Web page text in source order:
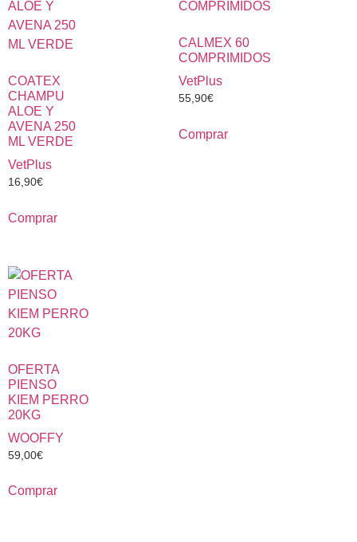
COATEX
CHAMPU
ALOE Y
AVENA 250
ML VERDE
VetPlus
16,90€
Comprar
CALMEX 60
COMPRIMIDOS
VetPlus
55,90€
Comprar
OFERTA
PIENSO
KIEM PERRO
20KG
WOOFFY
59,00€
Comprar